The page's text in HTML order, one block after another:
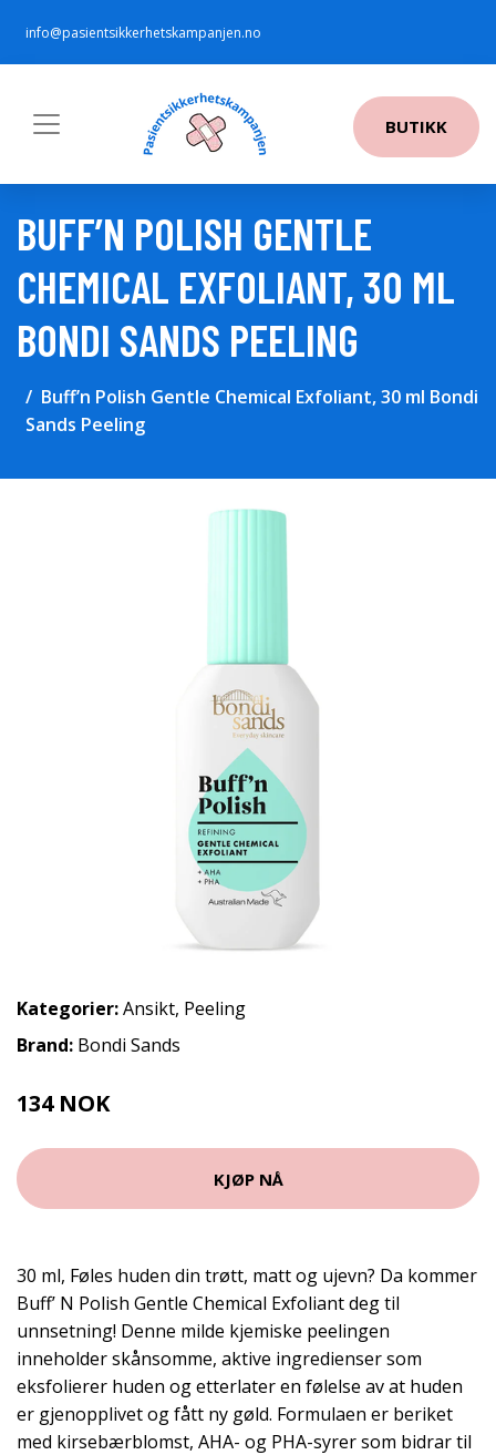
info@pasientsikkerhetskampanjen.no
BUTIKK
BUFF’N POLISH GENTLE
CHEMICAL EXFOLIANT, 30 ML
BONDI SANDS PEELING
Buff’n Polish Gentle Chemical Exfoliant, 30 ml Bondi
Sands Peeling
Kategorier:Ansikt, Peeling
Brand: Bondi Sands
134 NOK
KJØP NÅ
30 ml, Føles huden din trøtt, matt og ujevn? Da kommer
Buff’ N Polish Gentle Chemical Exfoliant deg til
unnsetning! Denne milde kjemiske peelingen
inneholder skånsomme, aktive ingredienser som
eksfolierer huden og etterlater en følelse av at huden
er gjenopplivet og fått ny gøld. Formulaen er beriket
med kirsebærblomst, AHA- og PHA-syrer som bidrar til